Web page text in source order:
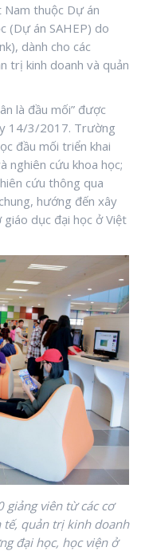
Nam thuộc Dự án
(Dự án SAHEP) do
dành cho các
trị kinh doanh và quản
là đầu mối” được
14/3/2017. Trường
đầu mối triển khai
nghiên cứu khoa học;
cứu thông qua
hướng đến xây
dục đại học ở Việt
giảng viên từ các cơ
tế, quản trị kinh doanh
đại học, học viện ở